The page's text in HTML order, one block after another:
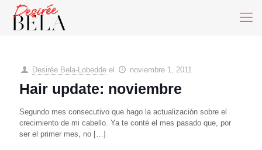
Desirée Bela-Lobedde el noviembre 1, 2011
Hair update: noviembre
Segundo mes consecutivo que hago la actualización sobre el
crecimiento de mi cabello. Ya te conté el mes pasado que, por
ser el primer mes, no […]